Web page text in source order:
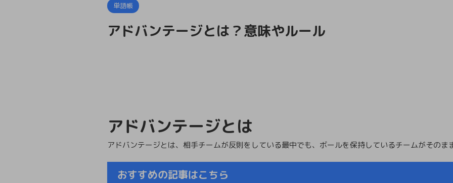
単語帳
アドバンテージとは？意味やルール
アドバンテージとは
アドバンテージとは、相手チームが反則をしている最中でも、ボールを保持しているチームがそのま
おすすめの記事はこちら